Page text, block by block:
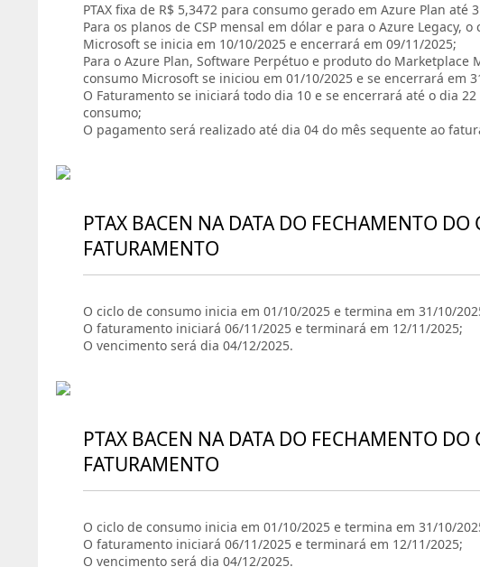
PTAX fixa de R$ 5,3472 para consumo gerado em Azure Plan até
Para os planos de CSP mensal em dólar e para o Azure Legacy,
Microsoft se inicia em 10/10/2025 e encerrará em 09/11/2025;
Para o Azure Plan, Software Perpétuo e produto do Marketplace
consumo Microsoft se iniciou em 01/10/2025 e se encerrará em
O Faturamento se iniciará todo dia 10 e se encerrará até o dia
consumo;
O pagamento será realizado até dia 04 do mês sequente ao
PTAX BACEN NA DATA DO FECHAMENTO DO
FATURAMENTO
O ciclo de consumo inicia em 01/10/2025 e termina em 31/10/
O faturamento iniciará 06/11/2025 e terminará em 12/11/2025;
O vencimento será dia 04/12/2025.
PTAX BACEN NA DATA DO FECHAMENTO DO
FATURAMENTO
O ciclo de consumo inicia em 01/10/2025 e termina em 31/10/
O faturamento iniciará 06/11/2025 e terminará em 12/11/2025;
O vencimento será dia 04/12/2025.